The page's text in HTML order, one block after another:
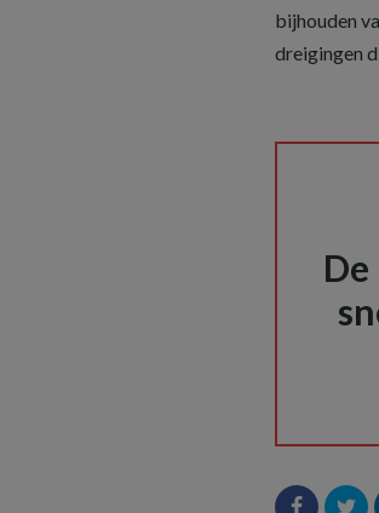
bijhouden
dreigingen